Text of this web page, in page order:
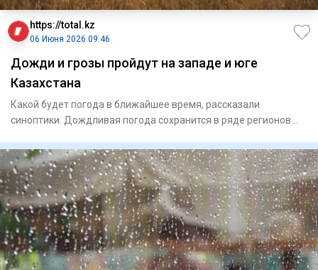
https://total.kz
06 Июня 2026 09:46
Дожди и грозы пройдут на западе и юге
Казахстана
Какой будет погода в ближайшее время, рассказали
синоптики. Дождливая погода сохранится в ряде регионов